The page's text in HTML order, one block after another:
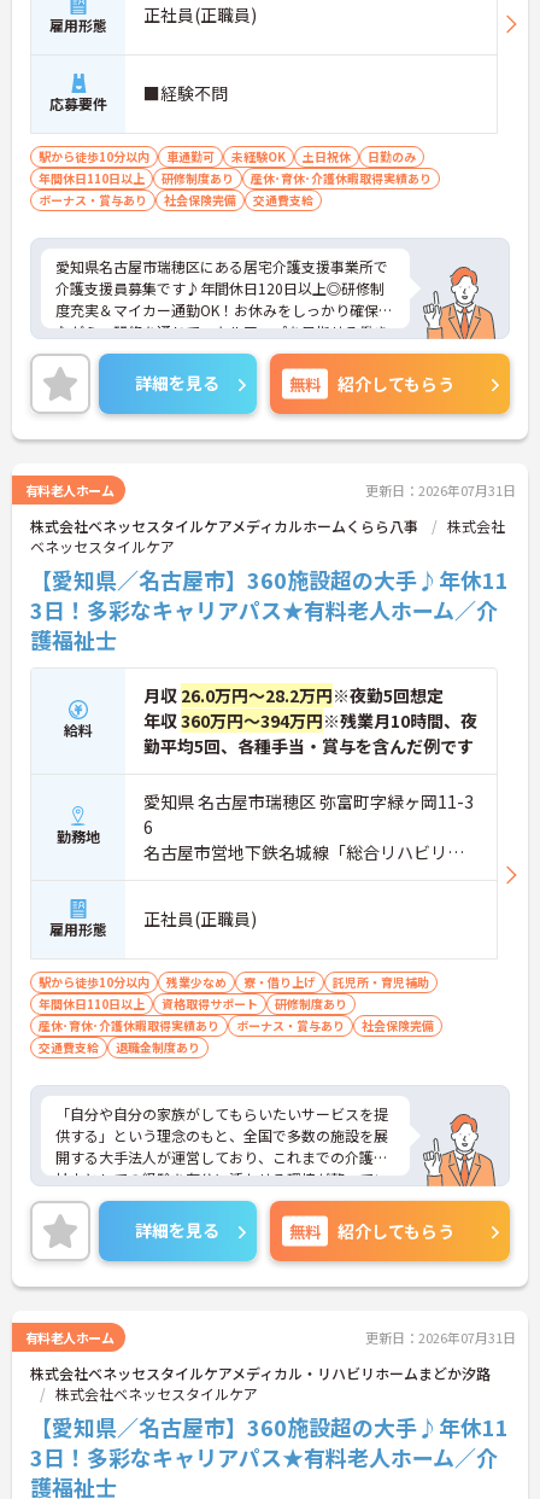
雇用形態 正社員(正職員)
応募要件 ■経験不問
駅から徒歩10分以内 車通勤可 未経験OK 土日祝休
日勤のみ
年間休日110日以上
研修制度あり
産休･育休･介護休暇取得実績あり
ボーナス・賞与あり
社会保険完備 交通費支給
愛知県名古屋市瑞穂区にある居宅介護支援事業所で
介護支援員募集です♪年間休日120日以上◎研修制
度充実＆マイカー通勤OK！お休みをしっかり確保し
ながら、研修を通じてスキルアップを目指せる働き
やすい職場です。ご興味のある方には、面接対策ポ
イントなど、さらに詳細をご案内しますのでお気軽
にご相談ください！
詳細を見る 無料 紹介してもらう
有料老人ホーム 更新日：2026年07月31日
株式会社ベネッセスタイルケアメディカルホームくらら八事
株式会社
ベネッセスタイルケア
【愛知県／名古屋市】360施設超の大手♪年休11
3日！多彩なキャリアパス★有料老人ホーム／介
護福祉士
給料
月収 26.0万円～28.2万円※夜勤5回想定
年収360万円～394万円※残業月10時間、夜
勤平均5回、各種手当・賞与を含んだ例です
勤務地
愛知県 名古屋市瑞穂区 弥富町字緑ヶ岡11-3
6
名古屋市営地下鉄名城線「総合リハビリセ
ンター駅」徒歩6分
雇用形態 正社員(正職員)
駅から徒歩10分以内 残業少なめ 寮・借り上げ
託児所・育児補助
年間休日110日以上
資格取得サポート
研修制度あり
産休･育休･介護休暇取得実績あり
ボーナス・賞与あり
社会保険完備
交通費支給
退職金制度あり
「自分や自分の家族がしてもらいたいサービスを提
供する」という理念のもと、全国で多数の施設を展
開する大手法人が運営しており、これまでの介護福
祉士としての経験を存分に活かせる環境が整ってい
ます。最大の魅力は、専門性を正当に評価する独自
の社内資格「マジ神制度」。認知症ケア等の分野で
認定されると最大月4万円の手当が加算され、確実
な収入アップが可能です。また、スマホでの記録入
力や睡眠センサー等のDX化により、夜間業務などの
象となる年間3万円の医療費補助など大手ならでは
の圧倒的な福利厚生のもと、ケアマネジャーへのス
テップアップ等、介護のプロとして長期的なキャリ
アを築けます。
★おすすめPOINT★
【これまでの経験・専門性が正当に評価される環境
です】
詳細を見る 無料 紹介してもらう
有料老人ホーム 更新日：2026年07月31日
株式会社ベネッセスタイルケアメディカル・リハビリホームまどか汐路
株式会社ベネッセスタイルケア
【愛知県／名古屋市】360施設超の大手♪年休11
3日！多彩なキャリアパス★有料老人ホーム／介
護福祉士